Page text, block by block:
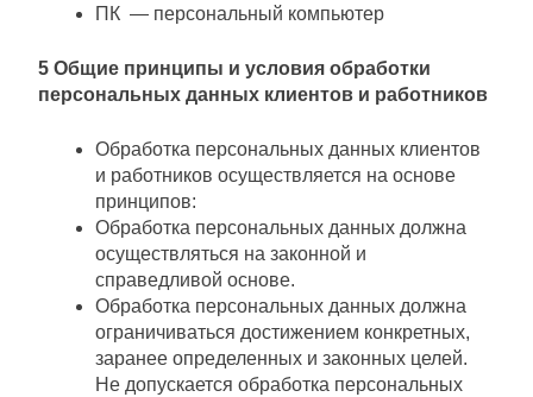
ПК — персональный компьютер
5 Общие принципы и условия обработки
персональных данных клиентов и работников
Обработка персональных данных клиентов
и работников осуществляется на основе
принципов:
Обработка персональных данных должна
осуществляться на законной и
справедливой основе.
Обработка персональных данных должна
ограничиваться достижением конкретных,
заранее определенных и законных целей.
Не допускается обработка персональных